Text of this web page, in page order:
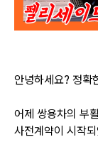
안녕하세요? 정확
어제 쌍용차의 부
사전계약이 시작